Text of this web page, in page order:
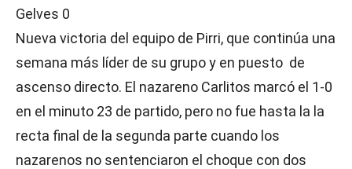
Gelves 0
Nueva victoria del equipo de Pirri, que continúa una
semana más líder de su grupo y en puesto de
ascenso directo. El nazareno Carlitos marcó el 1-0
en el minuto 23 de partido, pero no fue hasta la la
recta final de la segunda parte cuando los
nazarenos no sentenciaron el choque con dos